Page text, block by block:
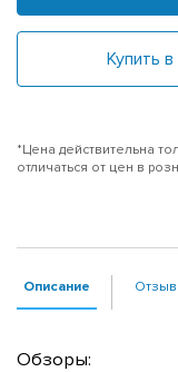
Купить в
*Цена действительна
отличаться от цен в
Описание
Обзоры: